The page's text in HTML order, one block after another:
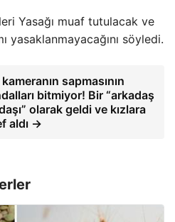
Yasağı muaf tutulacak ve
yasaklanmayacağını söyledi.
sapmasının
bitmiyor! Bir “arkadaş
olarak geldi ve kızlara
aldı →